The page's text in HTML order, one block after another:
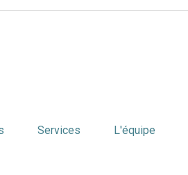
Services L'équipe